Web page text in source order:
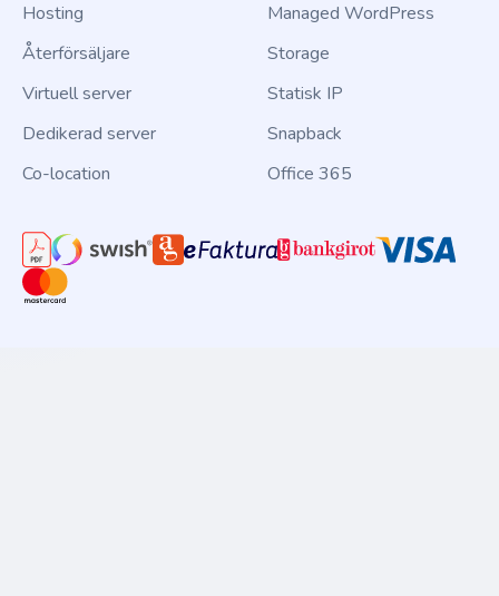
Hosting
Återförsäljare
Virtuell server
Dedikerad server
Co-location
Managed WordPress
Storage
Statisk IP
Snapback
Office 365